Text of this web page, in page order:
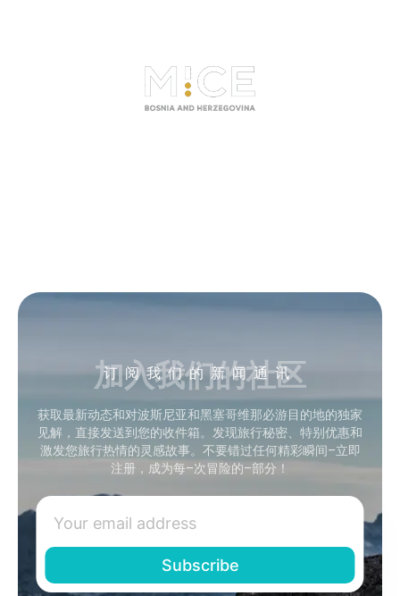
订阅我们的新闻通讯
加入我们的社区
获取最新动态和对波斯尼亚和黑塞哥维那必游目的地的独家
见解，直接发送到您的收件箱。发现旅行秘密、特别优惠和
激发您旅行热情的灵感故事。不要错过任何精彩瞬间–立即
注册，成为每–次冒险的–部分！